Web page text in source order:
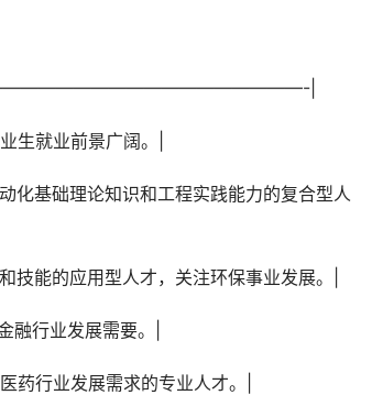
|
生就业前景广阔。|
能的应用型人才，关注环保事业发展。|
行业发展需要。|
行业发展需求的专业人才。|